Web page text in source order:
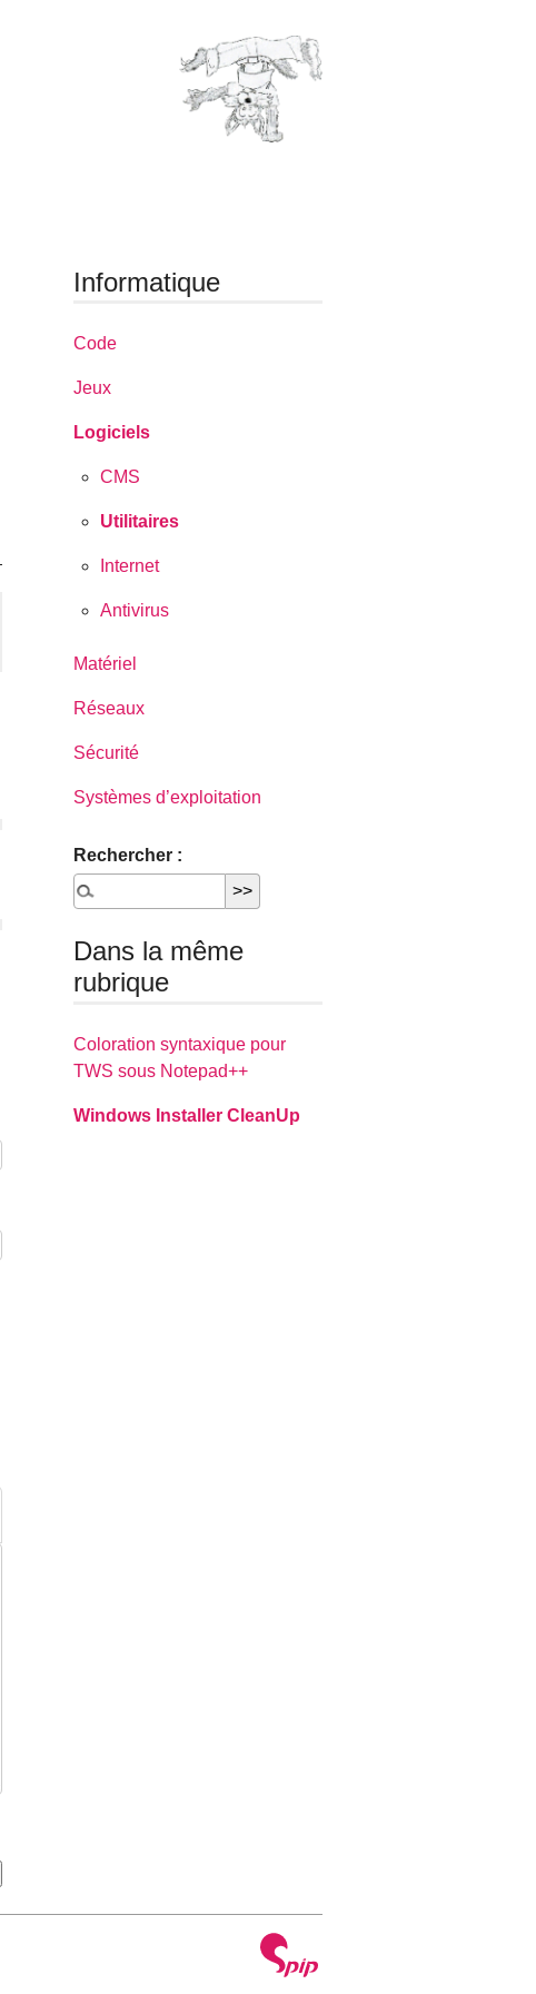
Informatique
Code
Jeux
Logiciels
CMS
Utilitaires
Internet
Antivirus
Matériel
Réseaux
Sécurité
Systèmes d’exploitation
Rechercher :
Dans la même
rubrique
Coloration syntaxique pour
TWS sous Notepad++
Windows Installer CleanUp